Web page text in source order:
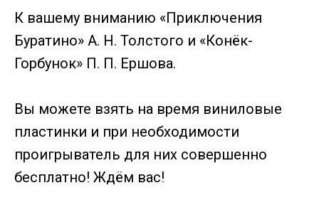
К вашему вниманию «Приключения
Буратино» А. Н. Толстого и «Конёк-
Горбунок» П. П. Ершова.
Вы можете взять на время виниловые
пластинки и при необходимости
проигрыватель для них совершенно
бесплатно! Ждём вас!